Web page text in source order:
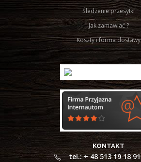
Śledzenie przesyłki
Jak zamawiać ?
Koszty i forma dostawy
KONTAKT
tel.: + 48 513 19 18 91